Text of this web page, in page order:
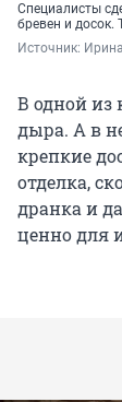
Специалисты
бревен и
Источник:
В одной из
дыра. А в
крепкие
отделка,
дранка и
ценно для